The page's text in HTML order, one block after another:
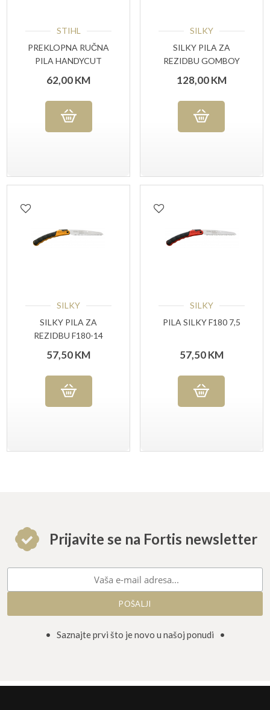
STIHL
PREKLOPNA RUČNA
PILA HANDYCUT
62,00KM
SILKY
SILKY PILA ZA
REZIDBU GOMBOY
128,00KM
SILKY
SILKY PILA ZA
REZIDBU F180-14
57,50KM
SILKY
PILA SILKY F180 7,5
57,50KM
Prijavite se na Fortis newsletter
• Saznajte prvi što je novo u našoj ponudi •